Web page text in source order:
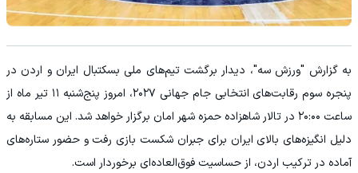
به گزارش "ورزش سه"، دیدار برگشت تیم‌های ملی بسکتبال ایران و اردن در
پنجره سوم رقابت‌های انتخابی جام جهانی ۲۰۲۷، امروز پنج‌شنبه ۱۱ تیر ماه از
ساعت ۲۰:۰۰ در تالار شاهزاده حمزه شهر امان برگزار خواهد شد. این مسابقه به
دلیل انگیزه‌های بالای ایران برای جبران شکست بازی رفت و حضور ستاره‌های
آماده در ترکیب اردن، از حساسیت فوق‌العاده‌ای برخوردار است.